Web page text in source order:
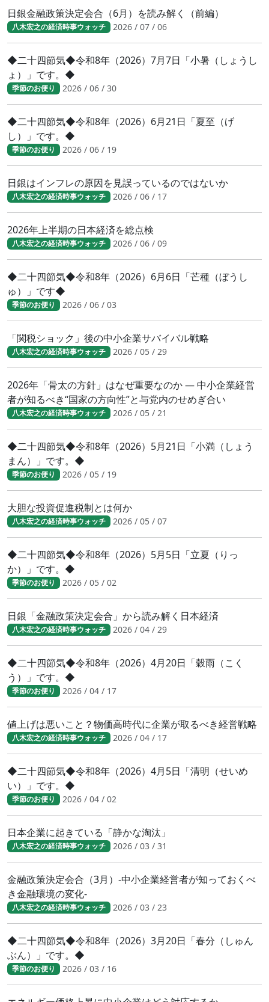
日銀金融政策決定会合（6月）を読み解く（前編）
八木宏之の経済時事ウォッチ 2026 / 07 / 06
◆二十四節気◆令和8年（2026）7月7日「小暑（しょうし
ょ）」です。◆
季節のお便り 2026 / 06 / 30
◆二十四節気◆令和8年（2026）6月21日「夏至（げ
し）」です。◆
季節のお便り 2026 / 06 / 19
日銀はインフレの原因を見誤っているのではないか
八木宏之の経済時事ウォッチ 2026 / 06 / 17
2026年上半期の日本経済を総点検
八木宏之の経済時事ウォッチ 2026 / 06 / 09
◆二十四節気◆令和8年（2026）6月6日「芒種（ぼうし
ゅ）」です◆
季節のお便り 2026 / 06 / 03
「関税ショック」後の中小企業サバイバル戦略
八木宏之の経済時事ウォッチ 2026 / 05 / 29
2026年「骨太の方針」はなぜ重要なのか ― 中小企業経営
者が知るべき“国家の方向性”と与党内のせめぎ合い
八木宏之の経済時事ウォッチ 2026 / 05 / 21
◆二十四節気◆令和8年（2026）5月21日「小満（しょう
まん）」です。◆
季節のお便り 2026 / 05 / 19
大胆な投資促進税制とは何か
八木宏之の経済時事ウォッチ 2026 / 05 / 07
◆二十四節気◆令和8年（2026）5月5日「立夏（りっ
か）」です。◆
季節のお便り 2026 / 05 / 02
日銀「金融政策決定会合」から読み解く日本経済
八木宏之の経済時事ウォッチ 2026 / 04 / 29
◆二十四節気◆令和8年（2026）4月20日「穀雨（こく
う）」です。◆
季節のお便り 2026 / 04 / 17
値上げは悪いこと？物価高時代に企業が取るべき経営戦略
八木宏之の経済時事ウォッチ 2026 / 04 / 17
◆二十四節気◆令和8年（2026）4月5日「清明（せいめ
い）」です。◆
季節のお便り 2026 / 04 / 02
日本企業に起きている「静かな淘汰」
八木宏之の経済時事ウォッチ 2026 / 03 / 31
金融政策決定会合（3月）-中小企業経営者が知っておくべ
き金融環境の変化-
八木宏之の経済時事ウォッチ 2026 / 03 / 23
◆二十四節気◆令和8年（2026）3月20日「春分（しゅん
ぶん）」です。◆
季節のお便り 2026 / 03 / 16